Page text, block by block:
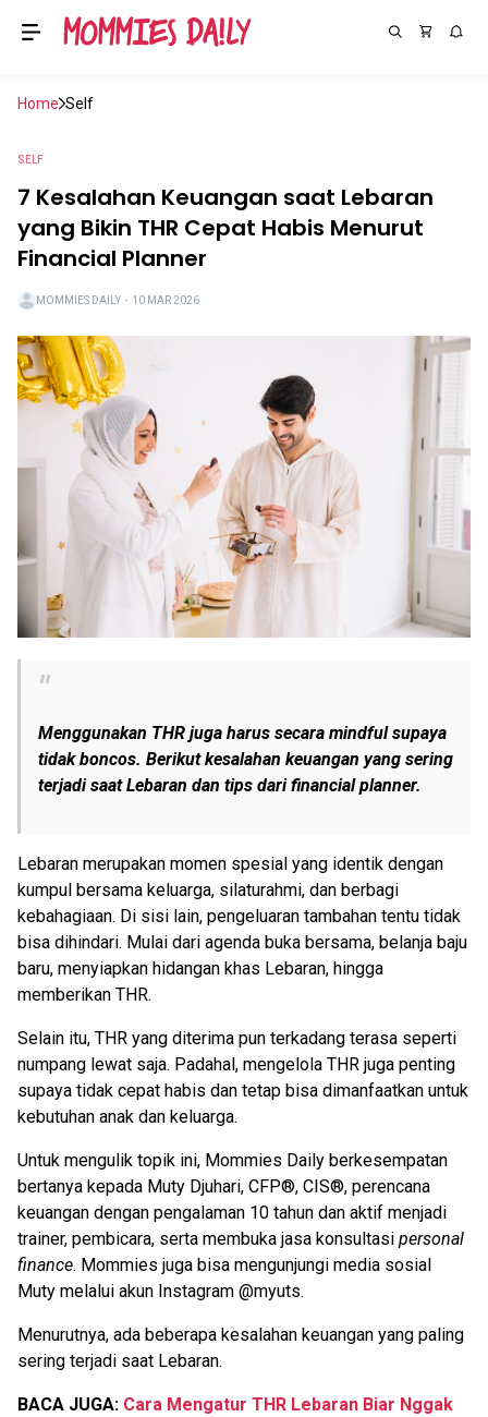
Home Self
SELF
7 Kesalahan Keuangan saat Lebaran
yang Bikin THR Cepat Habis Menurut
Financial Planner
MOMMIES DAILY ・ 10 MAR 2026
Menggunakan THR juga harus secara mindful supaya
tidak boncos. Berikut kesalahan keuangan yang sering
terjadi saat Lebaran dan tips darifinancial planner.
Lebaran merupakan momen spesial yang identik dengan
kumpul bersama keluarga, silaturahmi, dan berbagi
kebahagiaan. Di sisi lain, pengeluaran tambahan tentu tidak
bisa dihindari. Mulai dari agenda buka bersama, belanja baju
baru, menyiapkan hidangan khas Lebaran, hingga
memberikan THR.
Selain itu, THR yang diterima pun terkadang terasa seperti
numpang lewat saja. Padahal, mengelola THR juga penting
supaya tidak cepat habis dan tetap bisa dimanfaatkan untuk
kebutuhan anak dan keluarga.
Untuk mengulik topik ini, Mommies Daily berkesempatan
bertanya kepada Muty Djuhari, CFP®️, CIS®️, perencana
keuangan dengan pengalaman 10 tahun dan aktif menjadi
trainer, pembicara, serta membuka jasa konsultasi personal
finance. Mommies juga bisa mengunjungi media sosial
Muty melalui akun Instagram @myuts.
Menurutnya, ada beberapa kesalahan keuangan yang paling
sering terjadi saat Lebaran.
BACA JUGA: Cara Mengatur THR Lebaran Biar Nggak